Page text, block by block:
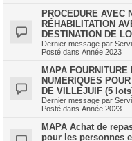
PROCEDURE AVEC
RÉHABILITATION
DESTINATION DE
Dernier message par
Posté dans Année 2023
MAPA
NUMERIQUES
DE VILLEJUIF (5
Dernier message par
Posté dans Année 2023
MAPA Achat de
pour les personnes